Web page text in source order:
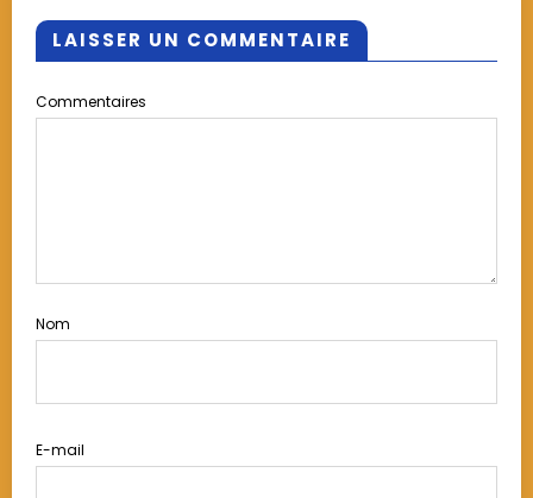
LAISSER UN COMMENTAIRE
Commentaires
Nom
E-mail